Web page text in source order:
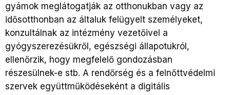
gyámok meglátogatják az otthonukban vagy az
idősotthonban az általuk felügyelt személyeket,
konzultálnak az intézmény vezetőivel a
gyógyszerezésükről, egészségi állapotukról,
ellenőrzik, hogy megfelelő gondozásban
részesülnek-e stb. A rendőrség és a felnőttvédelmi
szervek együttműködéseként a digitális